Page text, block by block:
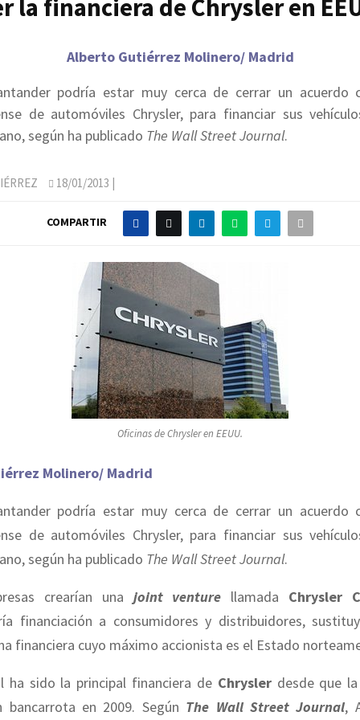
la financiera de Chrysler en
Alberto Gutiérrez Molinero/ Madrid
podría estar muy cerca de cerrar un acuerdo
de automóviles Chrysler, para financiar sus
según ha publicado The Wall Street Journal.
18/01/2013 |
COMPARTIR
Oficinas de Chrysler en EEUU.
Molinero/ Madrid
podría estar muy cerca de cerrar un acuerdo
de automóviles Chrysler, para financiar sus
según ha publicado The Wall Street Journal.
crearían una joint venture llamada Chrysler
financiación a consumidores y distribuidores,
financiera cuyo máximo accionista es el Estado
ha sido la principal financiera de Chryslerdesde que la
bancarrota en 2009. Según The Wall Street Journal,